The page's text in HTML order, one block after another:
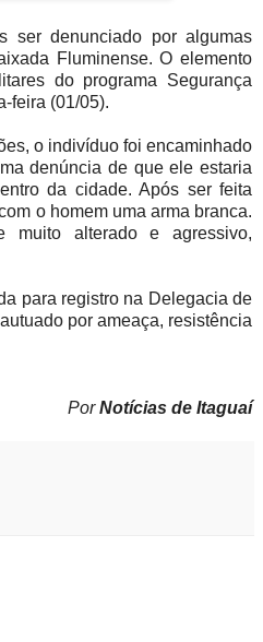
ser denunciado por algumas
Fluminense. O elemento
do programa Segurança
feira (01/05).
o indivíduo foi encaminhado
denúncia de que ele estaria
da cidade. Após ser feita
o homem uma arma branca.
muito alterado e agressivo,
para registro na Delegacia de
por ameaça, resistência
PorNotícias de Itaguaí